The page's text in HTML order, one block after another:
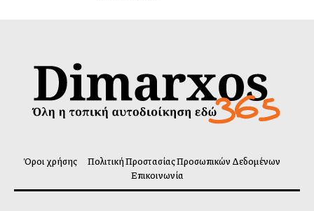
Όροι χρήσης
Πολιτική Προστασίας Προσωπικών Δεδομένων
Επικοινωνία